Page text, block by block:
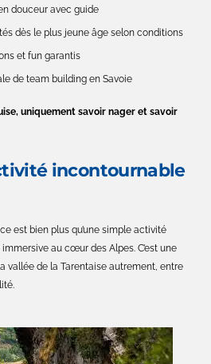
douceur avec guide
dès le plus jeune âge selon conditions
et fun garantis
de team building en Savoie
uniquement savoir nager et savoir
incontournable
est bien plus qu’une simple activité
immersive au cœur des Alpes. C’est une
vallée de la Tarentaise autrement, entre